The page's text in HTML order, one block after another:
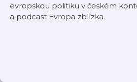
evropskou politiku v českém
a podcast Evropa zblízka.